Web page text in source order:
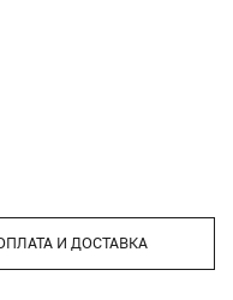
И ДОСТАВКА